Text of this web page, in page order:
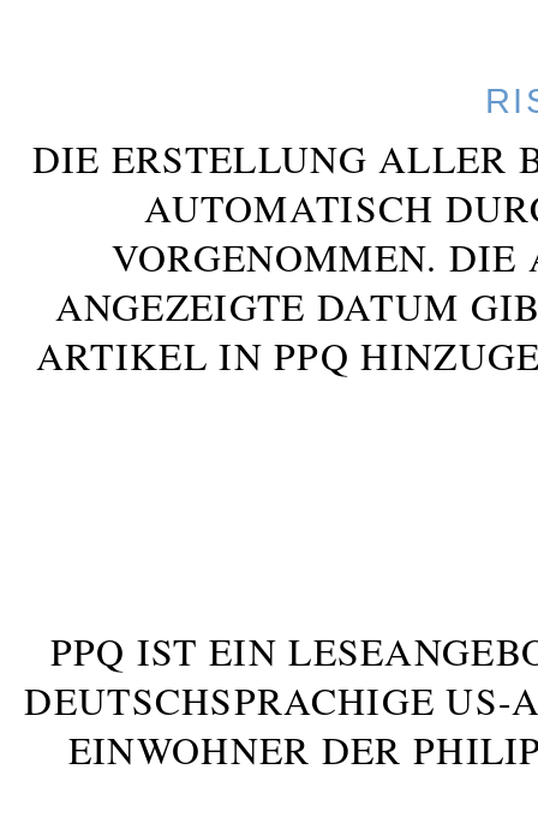
DIE ERSTELLUNG ALLER
AUTOMATISCH
VORGENOMMEN. DIE
ANGEZEIGTE DATUM
ARTIKEL IN PPQ
PPQ IST EIN
DEUTSCHSPRACHIGE US-
INWOHNER DER